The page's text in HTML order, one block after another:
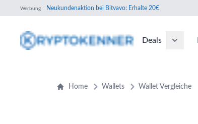
Werbung Neukundenaktion bei Bitvavo: Erhalte 20€
Deals
Home Wallets Wallet Vergleiche